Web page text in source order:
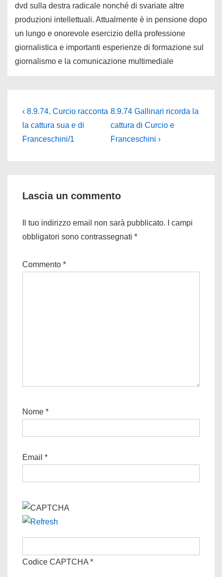
dvd sulla destra radicale nonché di svariate altre
produzioni intellettuali. Attualmente è in pensione dopo
un lungo e onorevole esercizio della professione
giornalistica e importanti esperienze di formazione sul
giornalismo e la comunicazione multimediale
Navigazione
articoli
L'articolo
precedente
è
‹ 8.9.74, Curcio racconta
la cattura sua e di
Franceschini/1
Il
prossimo
articolo
8.9.74 Gallinari ricorda la
cattura di Curcio e
Franceschini ›
Lascia un commento
Il tuo indirizzo email non sarà pubblicato.
I campi
obbligatori sono contrassegnati *
Commento *
Nome *
Email *
Codice CAPTCHA *